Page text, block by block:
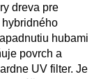
dreva pre
hubami
povrch a
UV filter. Je